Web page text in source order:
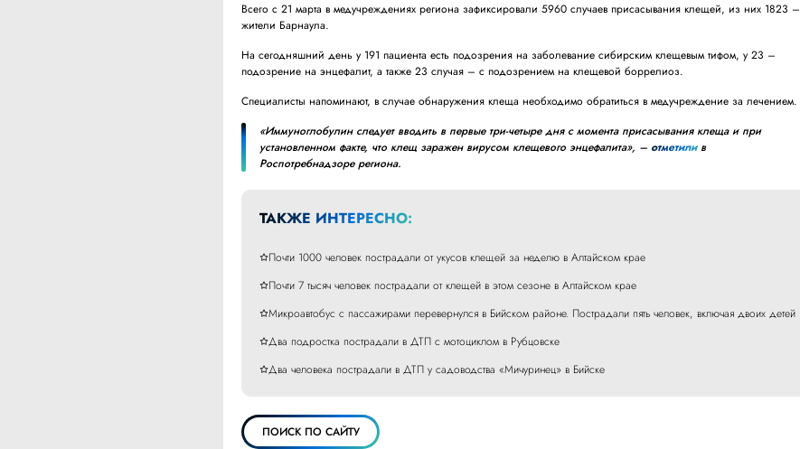
Всего с 21 марта в медучреждениях региона зафиксировали 5960 случаев присасывания клещей, из них 1823 –
жители Барнаула.
На сегодняшний день у 191 пациента есть подозрения на заболевание сибирским клещевым тифом, у 23 –
подозрение на энцефалит, а также 23 случая – с подозрением на клещевой боррелиоз.
Специалисты напоминают, в случае обнаружения клеща необходимо обратиться в медучреждение за лечением.
«Иммуноглобулин следует вводить в первые три-четыре дня с момента присасывания клеща и при
установленном факте, что клещ заражен вирусом клещевого энцефалита», – отметили в
Роспотребнадзоре региона.
ТАКЖЕ ИНТЕРЕСНО:
Почти 1000 человек пострадали от укусов клещей за неделю в Алтайском крае
Почти 7 тысяч человек пострадали от клещей в этом сезоне в Алтайском крае
Микроавтобус с пассажирами перевернулся в Бийском районе. Пострадали пять человек, включая двоих детей
Два подростка пострадали в ДТП с мотоциклом в Рубцовске
Два человека пострадали в ДТП у садоводства «Мичуринец» в Бийске
ПОИСК ПО САЙТУ